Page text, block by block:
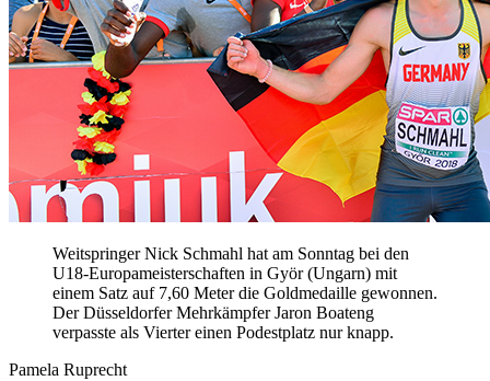
Weitspringer Nick Schmahl hat am Sonntag bei den
U18-Europameisterschaften in Györ (Ungarn) mit
einem Satz auf 7,60 Meter die Goldmedaille gewonnen.
Der Düsseldorfer Mehrkämpfer Jaron Boateng
verpasste als Vierter einen Podestplatz nur knapp.
Pamela Ruprecht